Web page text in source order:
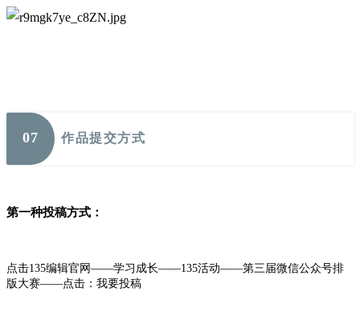
07 作品提交方式
第一种投稿方式：
点击135编辑官网——学习成长——135活动——第三届微信公众号排
版大赛——点击：我要投稿